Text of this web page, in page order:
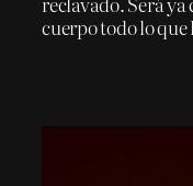
cuerpo todo lo